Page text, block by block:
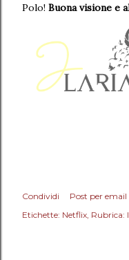
Polo! Buona visione e
Condividi
Post per email
Etichette: Netflix Rubrica: